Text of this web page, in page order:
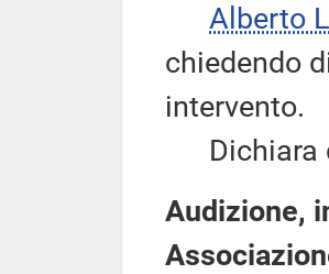
Alberto
chiedendo
intervento.
Dichiara
Audizione,